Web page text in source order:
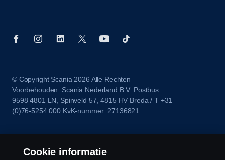
© Copyright Scania 2026 Alle Rechten
Voorbehouden. Scania Nederland B.V. Postbus
9598 4801 LN, Spinveld 57, 4815 HV Breda / T +31
(0)76-5254 000 KvK-nummer: 27136821
Cookie informatie